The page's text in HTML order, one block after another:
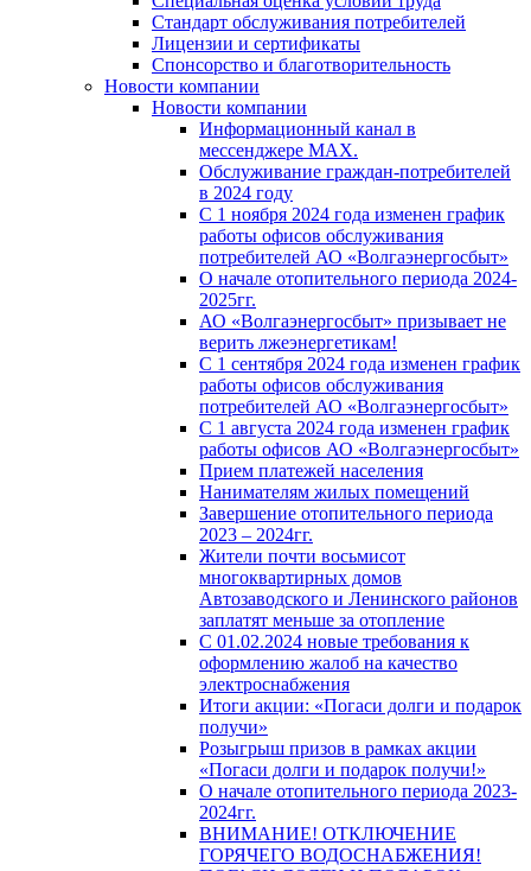
Стандарт обслуживания потребителей
Лицензии и сертификаты
Спонсорство и благотворительность
Новости компании
Новости компании
Информационный канал в
мессенджере MAX.
Обслуживание граждан-потребителей
в 2024 году
С 1 ноября 2024 года изменен график
работы офисов обслуживания
потребителей АО «Волгаэнергосбыт»
О начале отопительного периода 2024-
2025гг.
АО «Волгаэнергосбыт» призывает не
верить лжеэнергетикам!
С 1 сентября 2024 года изменен график
работы офисов обслуживания
потребителей АО «Волгаэнергосбыт»
С 1 августа 2024 года изменен график
работы офисов АО «Волгаэнергосбыт»
Прием платежей населения
Нанимателям жилых помещений
Завершение отопительного периода
2023 – 2024гг.
Жители почти восьмисот
многоквартирных домов
Автозаводского и Ленинского районов
заплатят меньше за отопление
С 01.02.2024 новые требования к
оформлению жалоб на качество
электроснабжения
Итоги акции: «Погаси долги и подарок
получи»
Розыгрыш призов в рамках акции
«Погаси долги и подарок получи!»
О начале отопительного периода 2023-
2024гг.
ВНИМАНИЕ! ОТКЛЮЧЕНИЕ
ГОРЯЧЕГО ВОДОСНАБЖЕНИЯ!